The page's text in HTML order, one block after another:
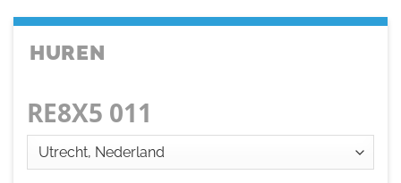
HUREN
RE8X5 011